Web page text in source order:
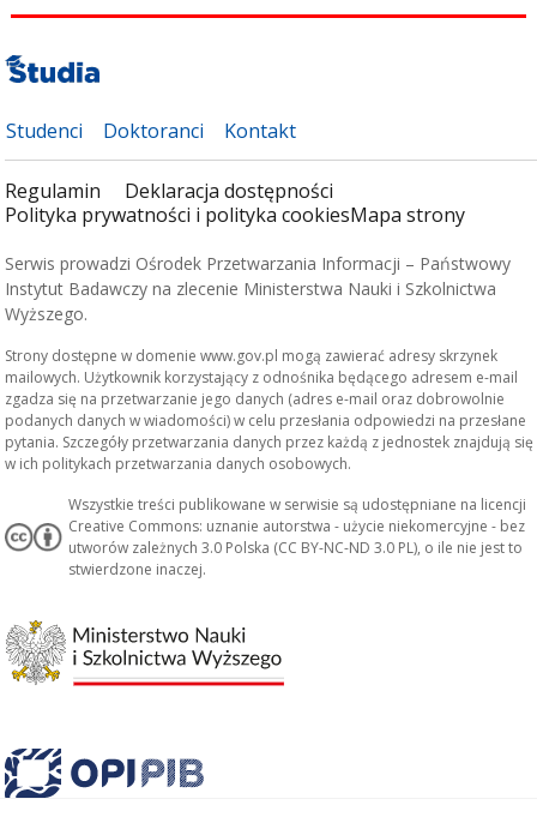
Studenci Doktoranci Kontakt
Regulamin
Deklaracja dostępności
Polityka prywatności i polityka cookiesMapa strony
Serwis prowadzi Ośrodek Przetwarzania Informacji – Państwowy
Instytut Badawczy na zlecenie Ministerstwa Nauki i Szkolnictwa
Wyższego.
Strony dostępne w domenie www.gov.pl mogą zawierać adresy skrzynek
mailowych. Użytkownik korzystający z odnośnika będącego adresem e-mail
zgadza się na przetwarzanie jego danych (adres e-mail oraz dobrowolnie
podanych danych w wiadomości) w celu przesłania odpowiedzi na przesłane
pytania. Szczegóły przetwarzania danych przez każdą z jednostek znajdują się
w ich politykach przetwarzania danych osobowych.
Wszystkie treści publikowane w serwisie są udostępniane na licencji
Creative Commons: uznanie autorstwa - użycie niekomercyjne - bez
utworów zależnych 3.0 Polska (CC BY-NC-ND 3.0 PL), o ile nie jest to
stwierdzone inaczej.